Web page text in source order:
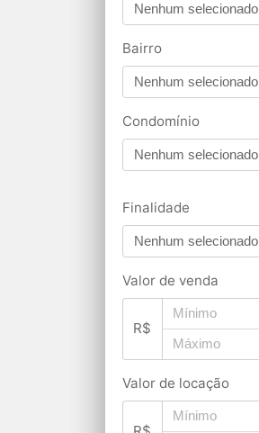
Nenhum selecionado
Bairro
Nenhum selecionado
Condomínio
Nenhum selecionado
Finalidade
Nenhum selecionado
Valor de venda
R$
Valor de locação